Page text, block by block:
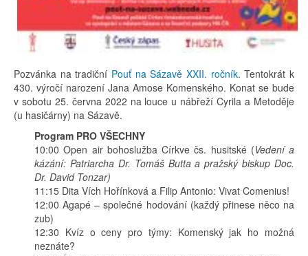
Pozvánka na tradiční Pouť na Sázavě XXII. ročník. Tentokrát k
430. výročí narození Jana Amose Komenského. Konat se bude
v sobotu 25. června 2022 na louce u nábřeží Cyrila a Metoděje
(u hasičárny) na Sázavě.
Program PRO VŠECHNY
10:00 Open air bohoslužba Církve čs. husitské (Vedení a
kázání: Patriarcha Dr. Tomáš Buttaa pražský biskup Doc.
Dr. David Tonzar)
11:15 Dita Vích Hořínková a Filip Antonio: Vivat Comenius!
12:00 Agapé – společné hodování (každý přinese něco na
zub)
12:30 Kvíz o ceny pro týmy: Komenský jak ho možná
neznáte?